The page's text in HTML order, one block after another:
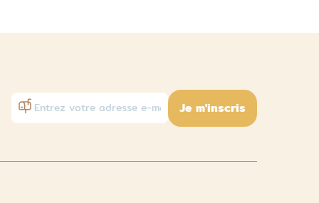
Je m'inscris